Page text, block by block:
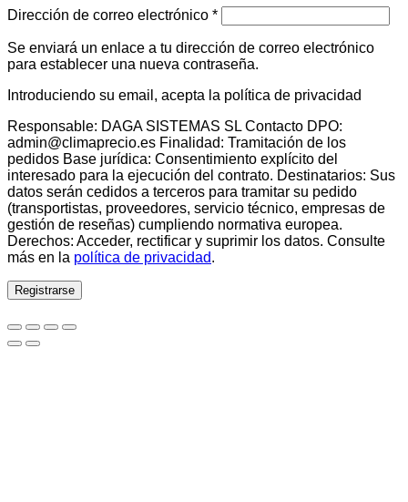
Dirección de correo electrónico *Obligatorio
Se enviará un enlace a tu dirección de correo electrónico
para establecer una nueva contraseña.
Introduciendo su email, acepta la política de privacidad
Responsable: DAGA SISTEMAS SL Contacto DPO:
admin@climaprecio.es Finalidad: Tramitación de los
pedidos Base jurídica: Consentimiento explícito del
interesado para la ejecución del contrato. Destinatarios: Sus
datos serán cedidos a terceros para tramitar su pedido
(transportistas, proveedores, servicio técnico, empresas de
gestión de reseñas) cumpliendo normativa europea.
Derechos: Acceder, rectificar y suprimir los datos. Consulte
más en la política de privacidad.
Registrarse